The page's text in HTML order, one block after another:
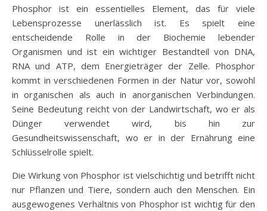
Phosphor ist ein essentielles Element, das für viele
Lebensprozesse unerlässlich ist. Es spielt eine
entscheidende Rolle in der Biochemie lebender
Organismen und ist ein wichtiger Bestandteil von DNA,
RNA und ATP, dem Energieträger der Zelle. Phosphor
kommt in verschiedenen Formen in der Natur vor, sowohl
in organischen als auch in anorganischen Verbindungen.
Seine Bedeutung reicht von der Landwirtschaft, wo er als
Dünger verwendet wird, bis hin zur
Gesundheitswissenschaft, wo er in der Ernährung eine
Schlüsselrolle spielt.
Die Wirkung von Phosphor ist vielschichtig und betrifft nicht
nur Pflanzen und Tiere, sondern auch den Menschen. Ein
ausgewogenes Verhältnis von Phosphor ist wichtig für den